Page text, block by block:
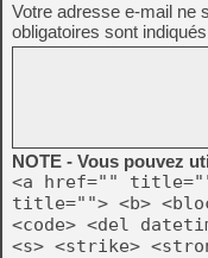
Votre adresse e-mail ne
obligatoires sont
NOTE - Vous pouvez
<a href=""
title=""> <b>
<code> <del
<s> <strike>